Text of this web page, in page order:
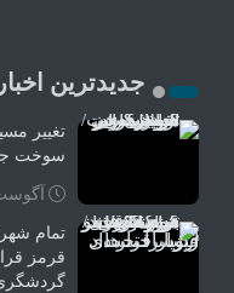
جدیدترین
تغییر
سوخت
آگوست 7,
تمام
قرمز